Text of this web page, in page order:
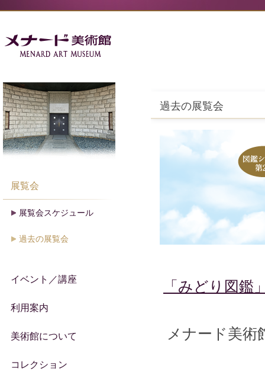
過去の展覧会
「みどり図鑑
メナード美
展覧会
展覧会スケジュール
過去の展覧会
イベント／講座
利用案内
美術館について
コレクション